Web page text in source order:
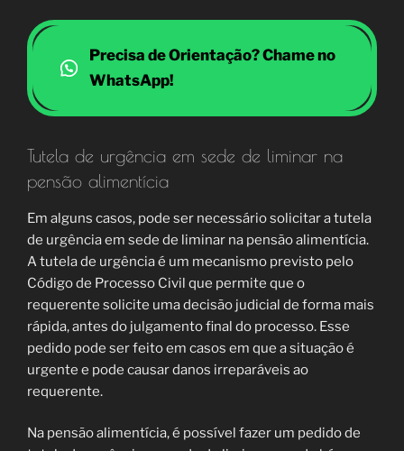
Precisa de Orientação? Chame no
WhatsApp!
Tutela de urgência em sede de liminar na
pensão alimentícia
Em alguns casos, pode ser necessário solicitar a tutela
de urgência em sede de liminar na pensão alimentícia.
A tutela de urgência é um mecanismo previsto pelo
Código de Processo Civil que permite que o
requerente solicite uma decisão judicial de forma mais
rápida, antes do julgamento final do processo. Esse
pedido pode ser feito em casos em que a situação é
urgente e pode causar danos irreparáveis ao
requerente.
Na pensão alimentícia, é possível fazer um pedido de